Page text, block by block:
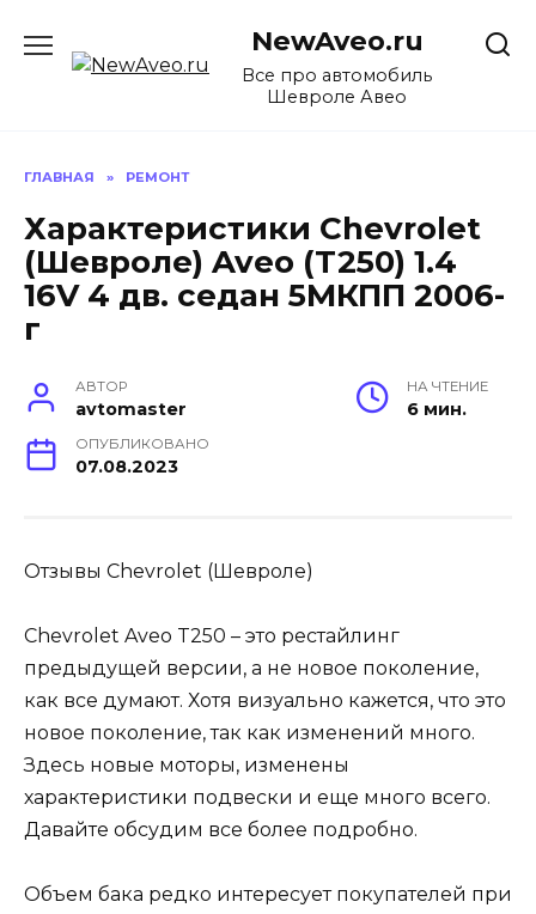
содержанию
NewAveo.ru
Все про автомобиль
Шевроле Авео
ГЛАВНАЯ » РЕМОНТ
Характеристики Chevrolet
(Шевроле) Aveo (T250) 1.4
16V 4 дв. седан 5МКПП 2006-
г
АВТОР
avtomaster
НА ЧТЕНИЕ
6 мин.
ОПУБЛИКОВАНО
07.08.2023
Отзывы Chevrolet (Шевроле)
Chevrolet Aveo T250 – это рестайлинг
предыдущей версии, а не новое поколение,
как все думают. Хотя визуально кажется, что это
новое поколение, так как изменений много.
Здесь новые моторы, изменены
характеристики подвески и еще много всего.
Давайте обсудим все более подробно.
Объем бака редко интересует покупателей при